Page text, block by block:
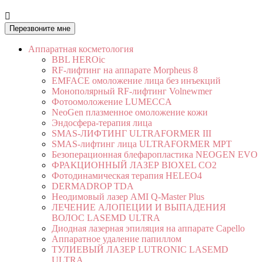

Перезвоните мне
Аппаратная косметология
BBL HEROic
RF-лифтинг на аппарате Morpheus 8
EMFACE омоложение лица без инъекций
Монополярный RF-лифтинг Volnewmer
Фотоомоложение LUMECCA
NeoGen плазменное омоложение кожи
Эндосфера-терапия лица
SMAS-ЛИФТИНГ ULTRAFORMER III
SMAS-лифтинг лица ULTRAFORMER MPT
Безоперационная блефаропластика NEOGEN EVO
ФРАКЦИОННЫЙ ЛАЗЕР BIOXEL CO2
Фотодинамическая терапия HELEO4
DERMADROP TDA
Неодимовый лазер AMI Q-Master Plus
ЛЕЧЕНИЕ АЛОПЕЦИИ И ВЫПАДЕНИЯ
ВОЛОС LASEMD ULTRA
Диодная лазерная эпиляция на аппарате Capello
Аппаратное удаление папиллом
ТУЛИЕВЫЙ ЛАЗЕР LUTRONIC LASEMD
ULTRA